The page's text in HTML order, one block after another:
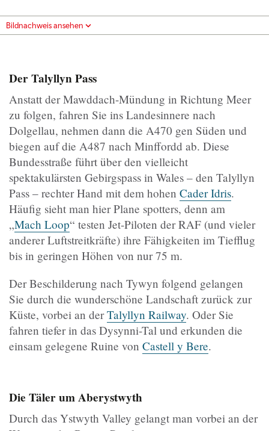
Bildnachweis ansehen
Der Talyllyn Pass
Anstatt der Mawddach-Mündung in Richtung Meer
zu folgen, fahren Sie ins Landesinnere nach
Dolgellau, nehmen dann die A470 gen Süden und
biegen auf die A487 nach Minffordd ab. Diese
Bundesstraße führt über den vielleicht
spektakulärsten Gebirgspass in Wales – den Talyllyn
Pass – rechter Hand mit dem hohen Cader Idris.
Häufig sieht man hier Plane spotters, denn am
„Mach Loop“ testen Jet-Piloten der RAF (und vieler
anderer Luftstreitkräfte) ihre Fähigkeiten im Tiefflug
bis in geringen Höhen von nur 75 m.
Der Beschilderung nach Tywyn folgend gelangen
Sie durch die wunderschöne Landschaft zurück zur
Küste, vorbei an derTalyllyn Railway. Oder Sie
fahren tiefer in das Dysynni-Tal und erkunden die
einsam gelegene Ruine von Castell y Bere.
Die Täler um Aberystwyth
Durch das Ystwyth Valley gelangt man vorbei an der